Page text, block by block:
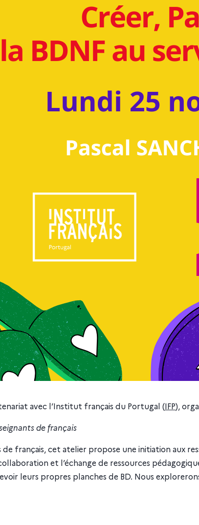
avec l’Institut français du Portugal (IFP),
de français
de français, cet atelier propose une initiation
et l’échange de ressources
leurs propres planches de BD. Nous